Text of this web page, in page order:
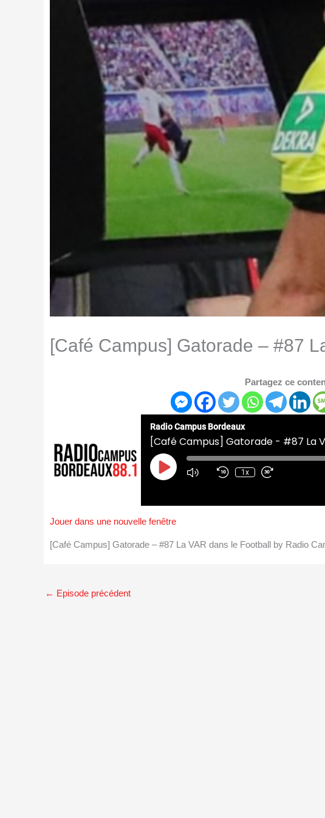
[Café Campus] Gatorade – #87
Partagez ce
Radio Campus Bordeaux
[Café Campus] Gatorade - #87 La
Play
Episode
1x
Jouer dans une nouvelle fenêtre
[Café Campus] Gatorade – #87 La VAR dans le Football by Radio
← Episode précédent